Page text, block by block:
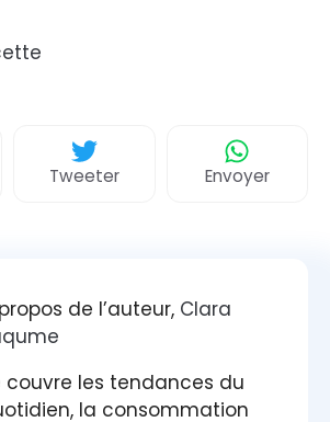
Tweeter Envoyer
de l’auteur, Clara
couvre les tendances du
la consommation